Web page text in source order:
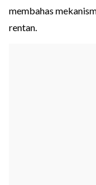
membahas
rentan.